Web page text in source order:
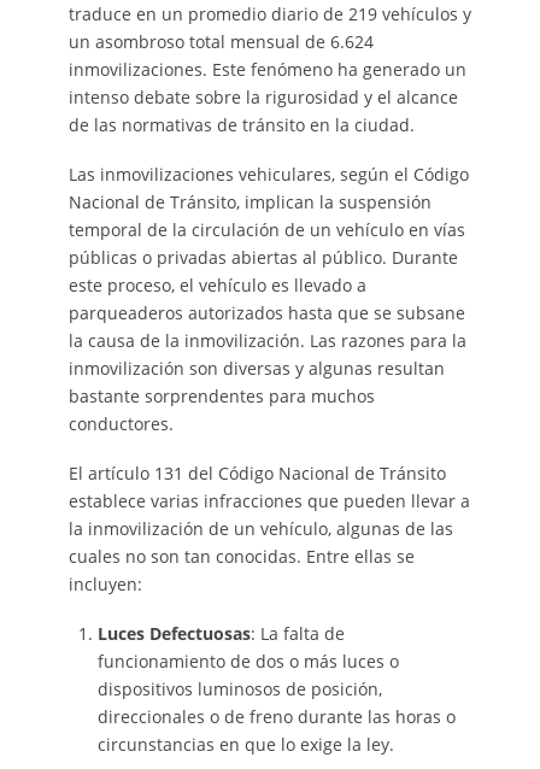
traduce en un promedio diario de 219 vehículos y
un asombroso total mensual de 6.624
inmovilizaciones. Este fenómeno ha generado un
intenso debate sobre la rigurosidad y el alcance
de las normativas de tránsito en la ciudad.
Las inmovilizaciones vehiculares, según el Código
Nacional de Tránsito, implican la suspensión
temporal de la circulación de un vehículo en vías
públicas o privadas abiertas al público. Durante
este proceso, el vehículo es llevado a
parqueaderos autorizados hasta que se subsane
la causa de la inmovilización. Las razones para la
inmovilización son diversas y algunas resultan
bastante sorprendentes para muchos
conductores.
El artículo 131 del Código Nacional de Tránsito
establece varias infracciones que pueden llevar a
la inmovilización de un vehículo, algunas de las
cuales no son tan conocidas. Entre ellas se
incluyen:
Luces Defectuosas: La falta de
funcionamiento de dos o más luces o
dispositivos luminosos de posición,
direccionales o de freno durante las horas o
circunstancias en que lo exige la ley.